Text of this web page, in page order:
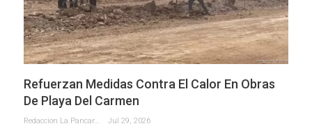
Refuerzan Medidas Contra El Calor En Obras
De Playa Del Carmen
Redaccion La Pancarta De Quintana Roo Jul 29, 2026